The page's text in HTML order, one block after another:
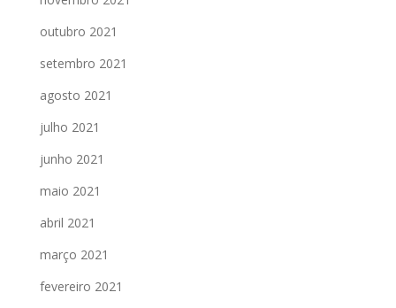
outubro 2021
setembro 2021
agosto 2021
julho 2021
junho 2021
maio 2021
abril 2021
março 2021
fevereiro 2021